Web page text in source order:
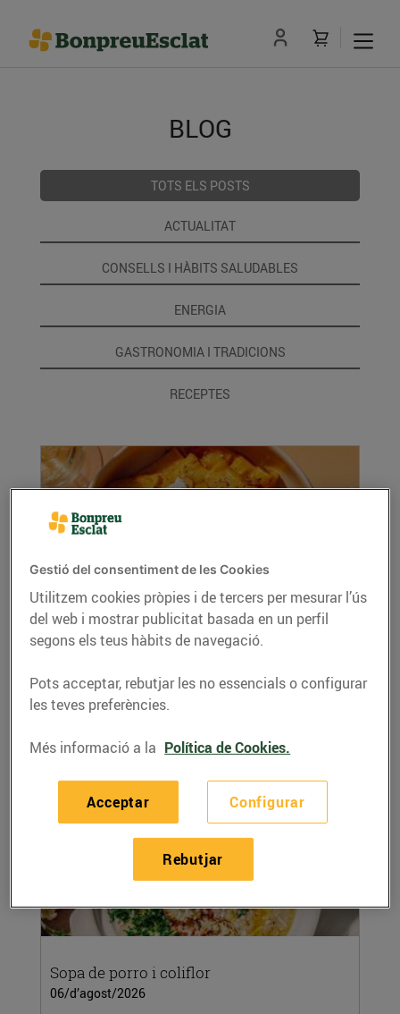
BLOG
TOTS ELS POSTS
ACTUALITAT
CONSELLS I HÀBITS SALUDABLES
ENERGIA
GASTRONOMIA I TRADICIONS
RECEPTES
Pasta de carbassa i misso amb xips d'all
06/d’agost/2026
Per a 4 persones Ingredients Per a la pasta i la
salsa 450 g...
Sopa de porro i coliflor
06/d’agost/2026
Gestió del consentiment de les Cookies
Utilitzem cookies pròpies i de tercers per mesurar l’ús
del web i mostrar publicitat basada en un perfil
segons els teus hàbits de navegació.
Pots acceptar, rebutjar les no essencials o configurar
les teves preferències.
Més informació a la Política de Cookies.
Configurar
Rebutjar
Acceptar